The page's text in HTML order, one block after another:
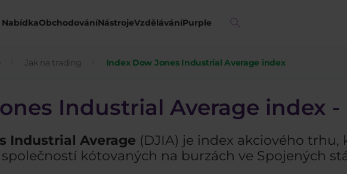
NabídkaObchodováníNástrojeVzděláváníPurple
Jak na trading Index Dow Jones Industrial Average index
Industrial Average index
Industrial Average (DJIA) je index akciového
kótovaných na burzách ve Spojených